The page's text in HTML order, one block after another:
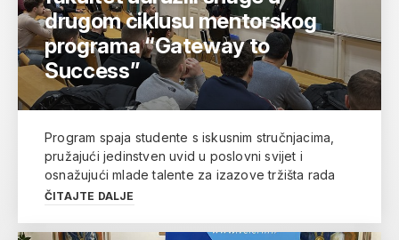
drugom ciklusu mentorskog
programa “Gateway to
Success”
Program spaja studente s iskusnim stručnjacima,
pružajući jedinstven uvid u poslovni svijet i
osnažujući mlade talente za izazove tržišta rada
ČITAJTE DALJE